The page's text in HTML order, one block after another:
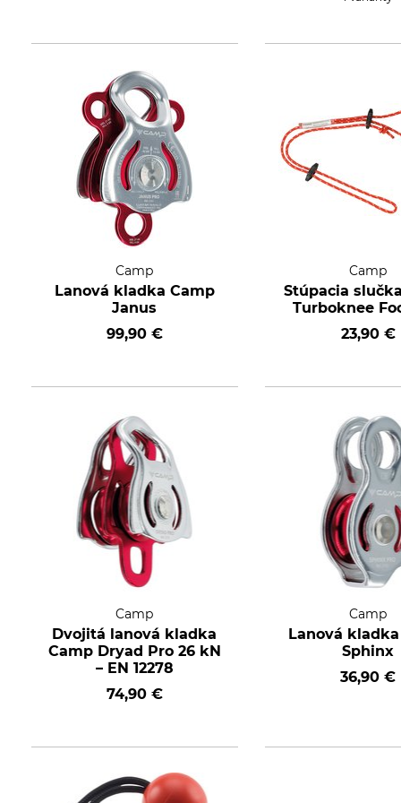
Camp
Lanová kladka Camp
Janus
99,90 €
Camp
Stúpacia
Turboknee
23,90 €
Camp
Dvojitá lanová kladka
Camp Dryad Pro 26 kN
– EN 12278
74,90 €
Camp
Lanová
Sphinx
36,90 €